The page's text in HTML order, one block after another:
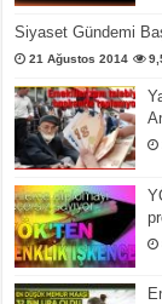
Siyaset Gündemi
21 Ağustos 2014